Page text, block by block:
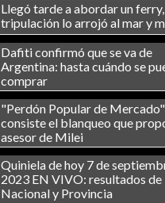
Llegó tarde a abordar un
tripulación lo arrojó al mar y
Dafiti confirmó que se va de
Argentina: hasta cuándo se
comprar
"Perdón Popular de
consiste el blanqueo que
asesor de Milei
Quiniela de hoy 7 de
2023 EN VIVO: resultados de
Nacional y Provincia